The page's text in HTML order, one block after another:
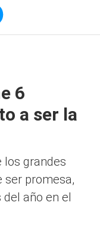
6
a ser la
los grandes
ser promesa,
año en el